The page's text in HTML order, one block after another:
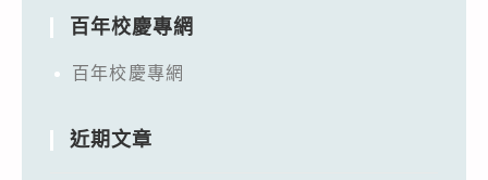
百年校慶專網
百年校慶專網
近期文章